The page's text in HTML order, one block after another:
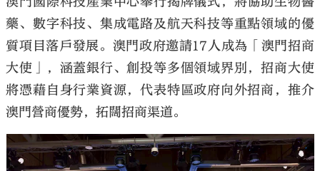
藥、數字科技、集成電路及航天科技等重點領域的優
質項目落戶發展。澳門政府邀請17人成為「澳門招商
大使」，涵蓋銀行、創投等多個領域界別，招商大使
將憑藉自身行業資源，代表特區政府向外招商，推介
澳門營商優勢，拓闊招商渠道。